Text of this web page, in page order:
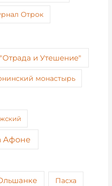
Отрок
и Утешение"
монастырь
Афоне
Пасха